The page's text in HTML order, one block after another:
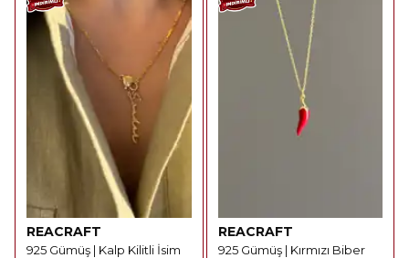
REACRAFT
925 Gümüş | Kalp Kilitli İsim
REACRAFT
925 Gümüş | Kırmızı Biber